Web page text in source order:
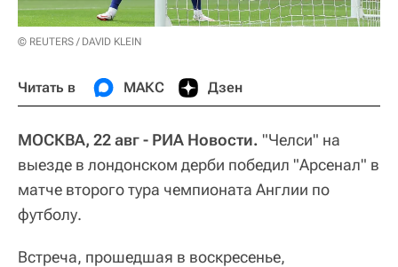
© REUTERS / DAVID KLEIN
Читать в МАКС Дзен
МОСКВА, 22 авг - РИА Новости. "Челси" на
выезде в лондонском дерби победил "Арсенал" в
матче второго тура чемпионата Англии по
футболу.
Встреча, прошедшая в воскресенье,